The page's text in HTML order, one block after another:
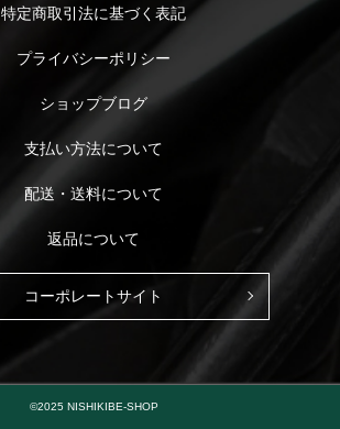
特定商取引法に基づく表記
プライバシーポリシー
ショップブログ
支払い方法について
配送・送料について
返品について
コーポレートサイト
©2025 NISHIKIBE-SHOP